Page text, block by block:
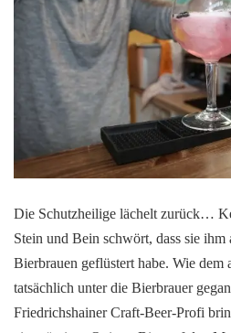
Die Schutzheilige lächelt zurück…
Stein und Bein schwört, dass sie ihm
Bierbrauen geflüstert habe. Wie dem
tatsächlich unter die Bierbrauer
Friedrichshainer Craft-Beer-Profi